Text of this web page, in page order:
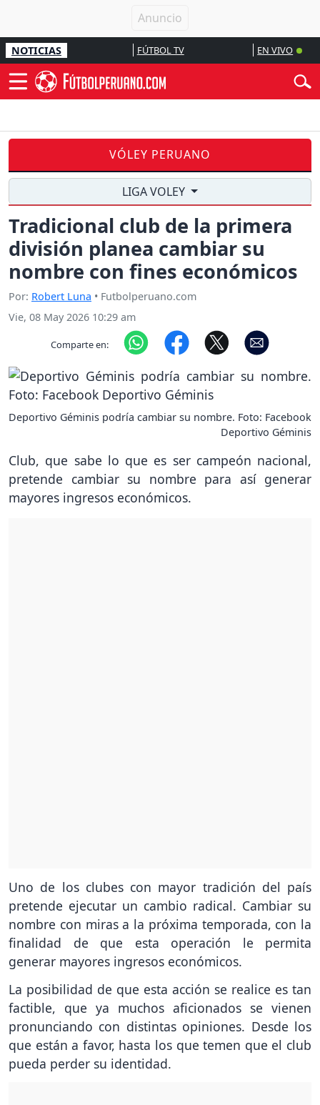
NOTICIAS FÚTBOL TV EN VIVO
VÓLEY PERUANO
LIGA VOLEY
Tradicional club de la primera
división planea cambiar su
nombre con fines económicos
Por: Robert Luna • Futbolperuano.com
Vie, 08 May 2026 10:29 am
Comparte en:
Deportivo Géminis podría cambiar su nombre. Foto: Facebook
Deportivo Géminis
Club, que sabe lo que es ser campeón nacional,
pretende cambiar su nombre para así generar
mayores ingresos económicos.
Uno de los clubes con mayor tradición del país
pretende ejecutar un cambio radical. Cambiar su
nombre con miras a la próxima temporada, con la
finalidad de que esta operación le permita
generar mayores ingresos económicos.
La posibilidad de que esta acción se realice es tan
factible, que ya muchos aficionados se vienen
pronunciando con distintas opiniones. Desde los
que están a favor, hasta los que temen que el club
pueda perder su identidad.